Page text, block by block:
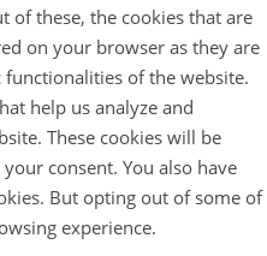
of these, the cookies that are
on your browser as they are
of the website.
help us analyze and
These cookies will be
consent. You also have
But opting out of some of
experience.